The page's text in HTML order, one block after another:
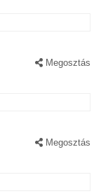
Megosztás
Megosztás